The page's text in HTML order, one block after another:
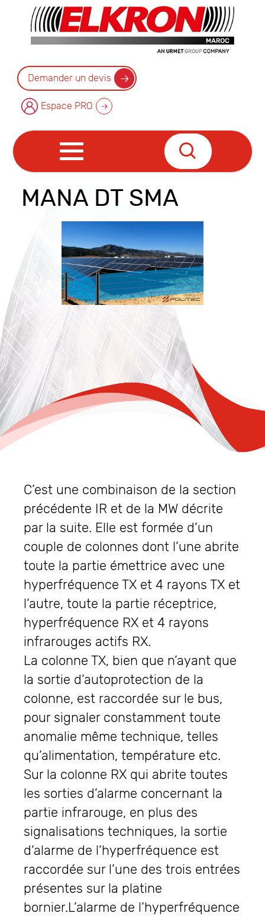
Demander un devis
Espace PRO
MANA DT SMA
C’est une combinaison de la section
précédente IR et de la MW décrite
par la suite. Elle est formée d’un
couple de colonnes dont l’une abrite
toute la partie émettrice avec une
hyperfréquence TX et 4 rayons TX et
l’autre, toute la partie réceptrice,
hyperfréquence RX et 4 rayons
infrarouges actifs RX.
La colonne TX, bien que n’ayant que
la sortie d’autoprotection de la
colonne, est raccordée sur le bus,
pour signaler constamment toute
anomalie même technique, telles
qu’alimentation, température etc.
Sur la colonne RX qui abrite toutes
les sorties d’alarme concernant la
partie infrarouge, en plus des
signalisations techniques, la sortie
d’alarme de l’hyperfréquence est
raccordée sur l’une des trois entrées
présentes sur la platine
bornier.L’alarme de l’hyperfréquence